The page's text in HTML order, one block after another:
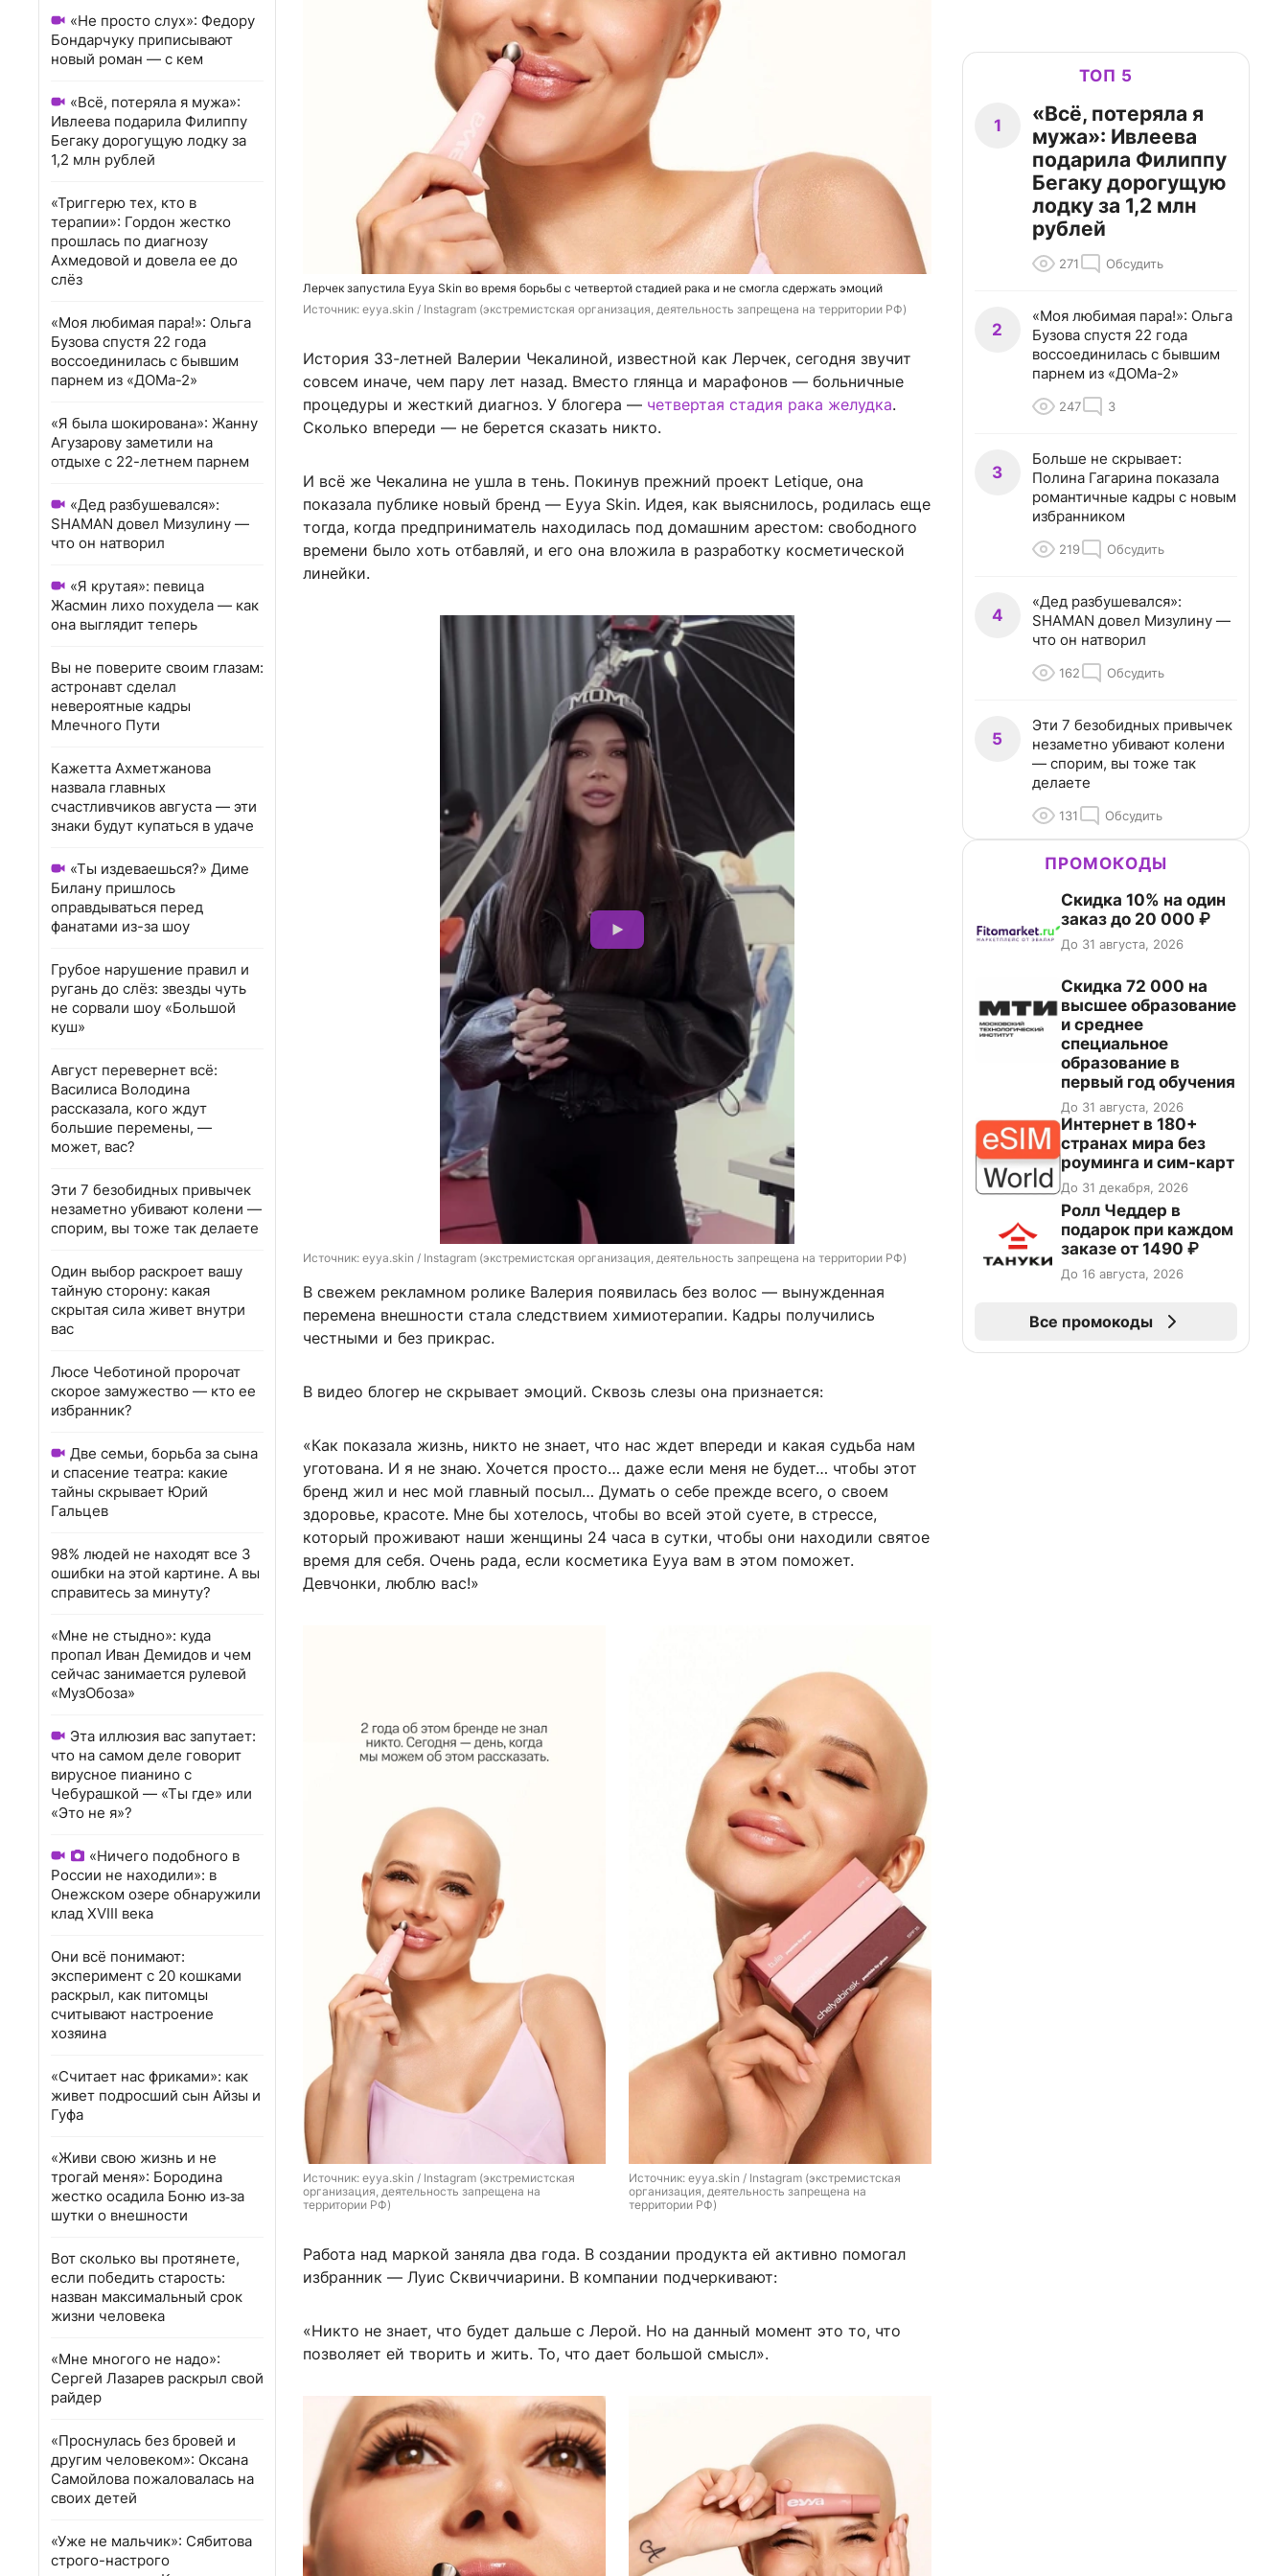
«Не просто слух»: Федору
Бондарчуку приписывают
новый роман — с кем
«Всё, потеряла я мужа»:
Ивлеева подарила Филиппу
Бегаку дорогущую лодку за
1,2 млн рублей
«Триггерю тех, кто в
терапии»: Гордон жестко
прошлась по диагнозу
Ахмедовой и довела ее до
слёз
«Моя любимая пара!»: Ольга
Бузова спустя 22 года
воссоединилась с бывшим
парнем из «ДОМа-2»
«Я была шокирована»: Жанну
Агузарову заметили на
отдыхе с 22-летнем парнем
«Дед разбушевался»:
SHAMAN довел Мизулину —
что он натворил
«Я крутая»: певица
Жасмин лихо похудела — как
она выглядит теперь
Вы не поверите своим глазам:
астронавт сделал
невероятные кадры
Млечного Пути
Кажетта Ахметжанова
назвала главных
счастливчиков августа — эти
знаки будут купаться в удаче
«Ты издеваешься?» Диме
Билану пришлось
оправдываться перед
фанатами из-за шоу
Грубое нарушение правил и
ругань до слёз: звезды чуть
не сорвали шоу «Большой
куш»
Август перевернет всё:
Василиса Володина
рассказала, кого ждут
большие перемены, —
может, вас?
Эти 7 безобидных привычек
незаметно убивают колени —
спорим, вы тоже так делаете
Один выбор раскроет вашу
тайную сторону: какая
скрытая сила живет внутри
вас
Люсе Чеботиной пророчат
скорое замужество — кто ее
избранник?
Две семьи, борьба за сына
и спасение театра: какие
тайны скрывает Юрий
Гальцев
98% людей не находят все 3
ошибки на этой картине. А вы
справитесь за минуту?
«Мне не стыдно»: куда
пропал Иван Демидов и чем
сейчас занимается рулевой
«МузОбоза»
Эта иллюзия вас запутает:
что на самом деле говорит
вирусное пианино с
Чебурашкой — «Ты где» или
«Это не я»?
«Ничего подобного в
России не находили»: в
Онежском озере обнаружили
клад XVIII века
Они всё понимают:
эксперимент с 20 кошками
раскрыл, как питомцы
считывают настроение
хозяина
«Считает нас фриками»: как
живет подросший сын Айзы и
Гуфа
«Живи свою жизнь и не
трогай меня»: Бородина
жестко осадила Боню из‑за
шутки о внешности
Вот сколько вы протянете,
если победить старость:
назван максимальный срок
жизни человека
«Мне многого не надо»:
Сергей Лазарев раскрыл свой
райдер
«Проснулась без бровей и
другим человеком»: Оксана
Самойлова пожаловалась на
своих детей
«Уже не мальчик»: Сябитова
строго-настрого
Лерчек запустила Eyya Skin во время борьбы с четвертой стадией рака и не смогла сдержать эмоций
Источник: eyya.skin / Instagram (экстремистская организация, деятельность запрещена на территории РФ)
История 33-летней Валерии Чекалиной, известной как Лерчек, сегодня звучит
совсем иначе, чем пару лет назад. Вместо глянца и марафонов — больничные
процедуры и жесткий диагноз. У блогера — четвертая стадия рака желудка.
Сколько впереди — не берется сказать никто.
И всё же Чекалина не ушла в тень. Покинув прежний проект Letique, она
показала публике новый бренд — Eyya Skin. Идея, как выяснилось, родилась еще
тогда, когда предприниматель находилась под домашним арестом: свободного
времени было хоть отбавляй, и его она вложила в разработку косметической
линейки.
Источник: eyya.skin / Instagram (экстремистская организация, деятельность запрещена на территории РФ)
В свежем рекламном ролике Валерия появилась без волос — вынужденная
перемена внешности стала следствием химиотерапии. Кадры получились
честными и без прикрас.
В видео блогер не скрывает эмоций. Сквозь слезы она признается:
«Как показала жизнь, никто не знает, что нас ждет впереди и какая судьба нам
уготована. И я не знаю. Хочется просто… даже если меня не будет… чтобы этот
бренд жил и нес мой главный посыл… Думать о себе прежде всего, о своем
здоровье, красоте. Мне бы хотелось, чтобы во всей этой суете, в стрессе,
который проживают наши женщины 24 часа в сутки, чтобы они находили святое
время для себя. Очень рада, если косметика Eyya вам в этом поможет.
Девчонки, люблю вас!»
Источник: eyya.skin / Instagram (экстремистская
организация, деятельность запрещена на
территории РФ)
Источник: eyya.skin / Instagram (экстремистская
организация, деятельность запрещена на
территории РФ)
Работа над маркой заняла два года. В создании продукта ей активно помогал
избранник — Луис Сквиччиарини. В компании подчеркивают:
«Никто не знает, что будет дальше с Лерой. Но на данный момент это то, что
позволяет ей творить и жить. То, что дает большой смысл».
ТОП 5
1
«Всё, потеряла я
мужа»: Ивлеева
подарила Филиппу
Бегаку дорогущую
лодку за 1,2 млн
рублей
271 Обсудить
2
«Моя любимая пара!»: Ольга
Бузова спустя 22 года
воссоединилась с бывшим
парнем из «ДОМа-2»
247 3
3
Больше не скрывает:
Полина Гагарина показала
романтичные кадры с новым
избранником
219 Обсудить
4
«Дед разбушевался»:
SHAMAN довел Мизулину —
что он натворил
162 Обсудить
5
Эти 7 безобидных привычек
незаметно убивают колени
— спорим, вы тоже так
делаете
131 Обсудить
ПРОМОКОДЫ
Скидка 10% на один
заказ до 20 000 ₽
До 31 августа, 2026
Скидка 72 000 на
высшее образование
и среднее
специальное
образование в
первый год обучения
До 31 августа, 2026
Интернет в 180+
странах мира без
роуминга и сим-карт
До 31 декабря, 2026
Ролл Чеддер в
подарок при каждом
заказе от 1490 ₽
До 16 августа, 2026
Все промокоды